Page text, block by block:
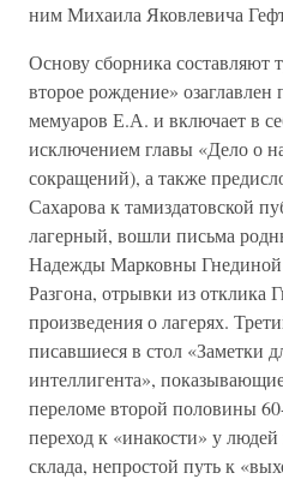
ним Михаила Яковлевича
Основу сборника составляют
второе рождение»
мемуаров Е.А. и включает в
исключением главы «Дело о
сокращений), а также
Сахарова к тамиздатовской
лагерный, вошли письма
Надежды Марковны
Разгона, отрывки из отклика
произведения о лагерях.
писавшиеся в стол «Заметки
интеллигента»,
переломе второй половины
переход к «инакости» у
склада, непростой путь к